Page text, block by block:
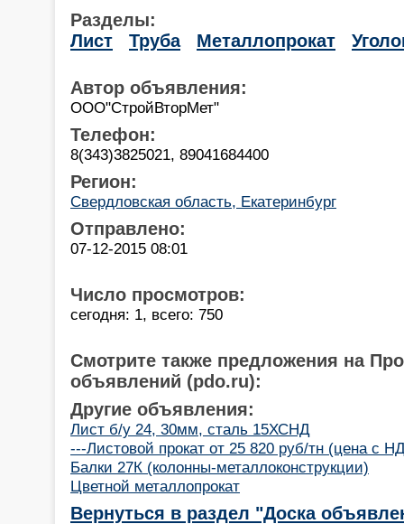
Разделы:
Лист
Труба Металлопрокат
Автор объявления:
ООО"СтройВторМет"
Телефон:
8(343)3825021, 89041684400
Регион:
Свердловская область, Екатеринбург
Отправлено:
07-12-2015 08:01
Число просмотров:
сегодня: 1, всего: 750
Смотрите также предложения на
объявлений (pdo.ru):
Другие объявления:
Лист б/у 24, 30мм, сталь 15ХСНД
---Листовой прокат от 25 820 руб/тн (цена с
Балки 27К (колонны-металлоконструкции)
Цветной металлопрокат
Вернуться в раздел "Доска